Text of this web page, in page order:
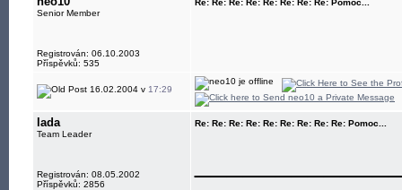
Senior Member
Registrován: 06.10.2003
Příspěvků: 535
Re: Re: Re: Re: Re: Re: Re: Re: Pomoc...
16.02.2004 v 17:29
lada
Team Leader
Registrován: 08.05.2002
Příspěvků: 2856
Re: Re: Re: Re: Re: Re: Re: Re: Re: Pomoc...